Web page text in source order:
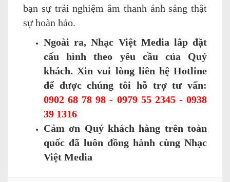
bạn sự trải nghiệm âm thanh ánh sáng thật
sự hoàn hảo.
Ngoài ra, Nhạc Việt Media lắp đặt
cấu hình theo yêu cầu của Quý
khách. Xin vui lòng liên hệ Hotline
để được chúng tôi hỗ trợ tư vấn:
0902 68 78 98 - 0979 55 2345 - 0938
39 1316
Cảm ơn Quý khách hàng trên toàn
quốc đã luôn đồng hành cùng Nhạc
Việt Media